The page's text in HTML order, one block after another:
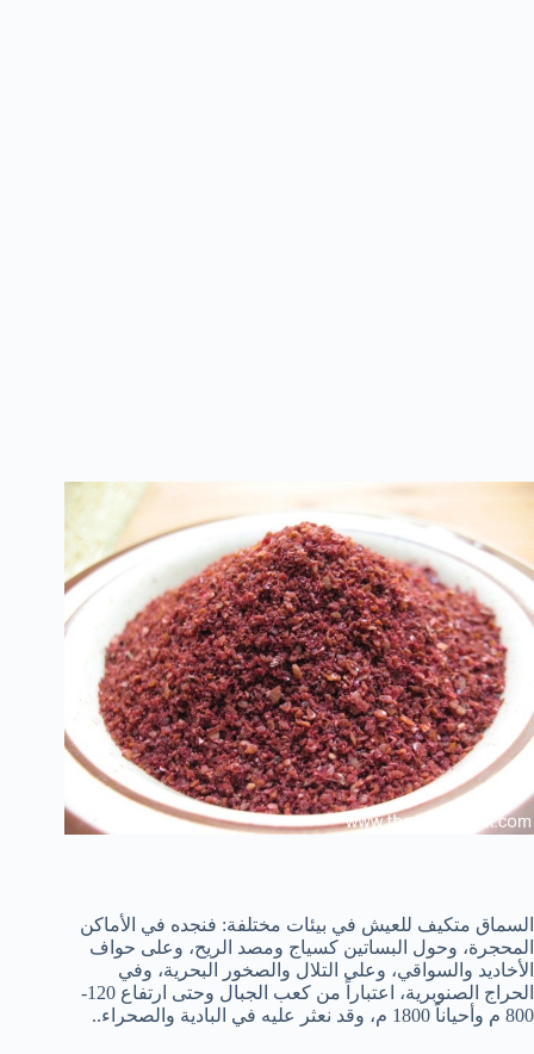
السماق متكيف للعيش في بيئات مختلفة: فنجده في الأماكن
المحجرة، وحول البساتين كسياج ومصد الريح، وعلى حواف
الأخاديد والسواقي، وعلى التلال والصخور البحرية، وفي
الحراج الصنوبرية، اعتباراً من كعب الجبال وحتى ارتفاع 120-
800 م وأحياناً 1800 م، وقد نعثر عليه في البادية والصحراء..